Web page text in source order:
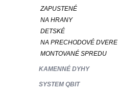
ZAPUSTENÉ
NA HRANY
DETSKÉ
NA PRECHODOVÉ DVERE
MONTOVANÉ SPREDU
KAMENNÉ DYHY
SYSTEM QBIT